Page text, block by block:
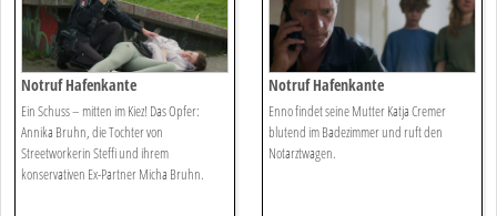
Notruf Hafenkante
Ein Schuss – mitten im Kiez! Das Opfer:
Annika Bruhn, die Tochter von
Streetworkerin Steffi und ihrem
konservativen Ex-Partner Micha Bruhn.
Notruf Hafenkante
Enno findet seine Mutter Katja Cremer
blutend im Badezimmer und ruft den
Notarztwagen.